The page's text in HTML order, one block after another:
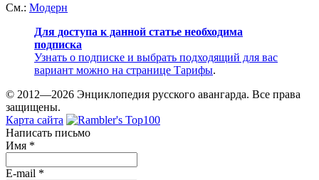
См.: Модерн
Для доступа к данной статье необходима
подписка
Узнать о подписке и выбрать подходящий для вас
вариант можно на странице Тарифы.
© 2012—2026 Энциклопедия русского авангарда. Все права
защищены.
Карта сайта
Написать письмо
Имя *
E-mail *